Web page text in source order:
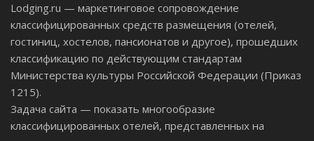
Lodging.ru — маркетинговое сопровождение
классифицированных средств размещения (отелей,
гостиниц, хостелов, пансионатов и другое), прошедших
классификацию по действующим стандартам
Министерства культуры Российской Федерации (Приказ
1215).
Задача сайта — показать многообразие
классифицированных отелей, представленных на